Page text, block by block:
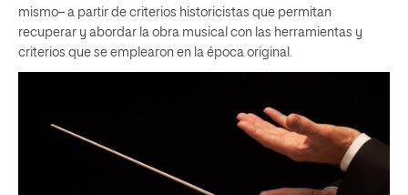
mismo– a partir de criterios historicistas que permitan
recuperar y abordar la obra musical con las herramientas y
criterios que se emplearon en la época original.